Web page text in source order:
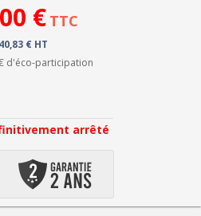
€ TTC
40,83 € HT
d'éco-participation
arrêté